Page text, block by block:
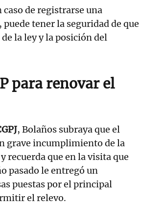
caso de registrarse una
tener la seguridad de que
la ley y la posición del
para renovar el
, Bolaños subraya que el
grave incumplimiento de la
recuerda que en la visita que
pasado le entregó un
puestas por el principal
el relevo.